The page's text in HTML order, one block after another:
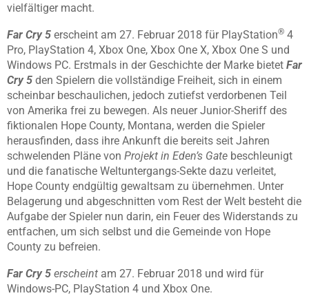
vielfältiger macht.
Far Cry 5 erscheint am 27. Februar 2018 für PlayStation® 4
Pro, PlayStation 4, Xbox One, Xbox One X, Xbox One S und
Windows PC. Erstmals in der Geschichte der Marke bietet Far
Cry 5 den Spielern die vollständige Freiheit, sich in einem
scheinbar beschaulichen, jedoch zutiefst verdorbenen Teil
von Amerika frei zu bewegen. Als neuer Junior-Sheriff des
fiktionalen Hope County, Montana, werden die Spieler
herausfinden, dass ihre Ankunft die bereits seit Jahren
schwelenden Pläne von Projekt in Eden’s Gate beschleunigt
und die fanatische Weltuntergangs-Sekte dazu verleitet,
Hope County endgültig gewaltsam zu übernehmen. Unter
Belagerung und abgeschnitten vom Rest der Welt besteht die
Aufgabe der Spieler nun darin, ein Feuer des Widerstands zu
entfachen, um sich selbst und die Gemeinde von Hope
County zu befreien.
Far Cry 5 erscheint am 27. Februar 2018 und wird für
Windows-PC, PlayStation 4 und Xbox One.